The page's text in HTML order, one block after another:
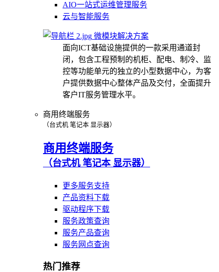
AIO一站式运维管理服务
云与智能服务
微模块解决方案
面向ICT基础设施提供的一款采用通道封
闭，包含工程预制的机柜、配电、制冷、监
控等功能单元的独立的小型数据中心，为客
户提供数据中心整体产品及交付，全面提升
客户IT服务管理水平。
商用终端服务
（台式机 笔记本 显示器）
商用终端服务
（台式机 笔记本 显示器）
更多服务支持
产品资料下载
驱动程序下载
服务政策查询
服务产品查询
服务网点查询
热门推荐